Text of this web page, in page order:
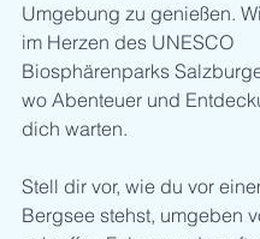
Umgebung zu genießen.
im Herzen des UNESCO
Biosphärenparks
wo Abenteuer und
dich warten.
Stell dir vor, wie du vor
Bergsee stehst, umgeben